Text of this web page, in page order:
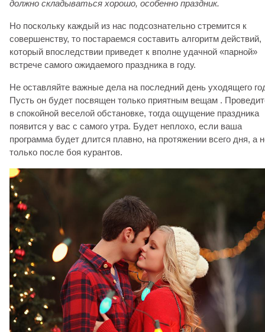
должно складываться хорошо, особенно праздник.
Но поскольку каждый из нас подсознательно стремится к
совершенству, то постараемся составить алгоритм действий,
который впоследствии приведет к вполне удачной «парной»
встрече самого ожидаемого праздника в году.
Не оставляйте важные дела на последний день уходящего
Пусть он будет посвящен только приятным вещам .
в спокойной веселой обстановке, тогда ощущение праздника
появится у вас с самого утра. Будет неплохо, если ваша
программа будет длится плавно, на протяжении всего дня, а
только после боя курантов.